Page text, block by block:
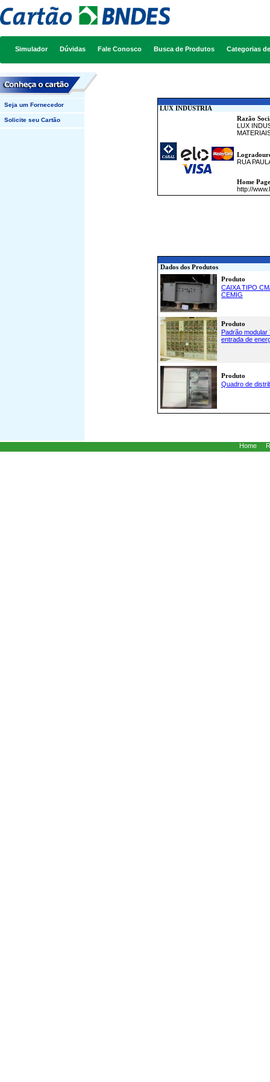
Simulador Dúvidas Fale Conosco Busca de Produtos Categorias
Seja um Fornecedor
Solicite seu Cartão
LUX INDÚSTRIA
Razão
LUX
RUA
Home Page
http://
Dados dos Produtos
Produto
CAIXA TIPO
CEMIG
Produto
Padrão
entrada de
Produto
Quadro de
Home